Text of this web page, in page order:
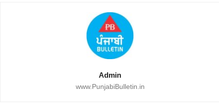
Admin
www.PunjabiBulletin.in